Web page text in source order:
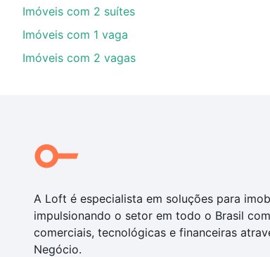
Imóveis com 2 suítes
Imóveis com 1 vaga
Imóveis com 2 vagas
A Loft é especialista em soluções para
impulsionando o setor em todo o Brasil
comerciais, tecnológicas e financeiras
Negócio.